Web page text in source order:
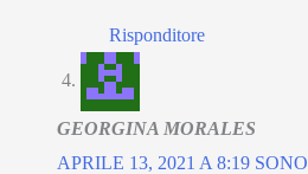
Risponditore
GEORGINA MORALES
APRILE 13, 2021 A 8:19 SONO